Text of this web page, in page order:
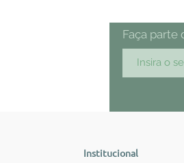
Faça parte
Institucional